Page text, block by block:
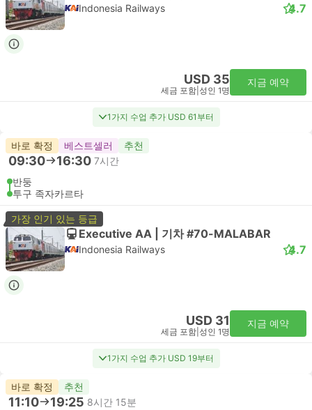
Indonesia Railways 4.7
USD 35
세금 포함 성인 1명
지금 예약
1가지 수업 추가 USD 61부터
바로 확정 베스트셀러 추천
09:30 16:30 7시간
반둥
투구 족자카르타
가장 인기 있는 등급
Executive AA | 기차 #70-MALABAR
Indonesia Railways 4.7
USD 31
세금 포함 성인 1명
지금 예약
1가지 수업 추가 USD 19부터
바로 확정 추천
11:10 19:25 8시간 15분